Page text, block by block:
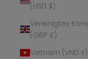
(USD $)
Vereinigtes
(GBP £)
Vietnam (VND ₫)